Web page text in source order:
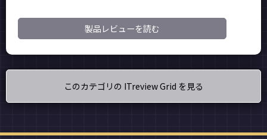
製品レビューを読む
このカテゴリの ITreview Grid を見る